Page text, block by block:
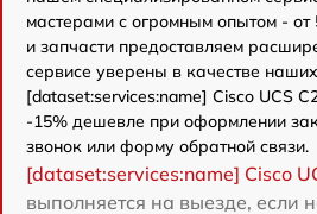
мастерами с огромным опытом - от
и запчасти предоставляем
сервисе уверены в качестве наших
[dataset:services:name] Cisco UCS
-15% дешевле при оформлении
звонок или форму обратной связи.
[dataset:services:name] Cisco
выполняется на выезде, если